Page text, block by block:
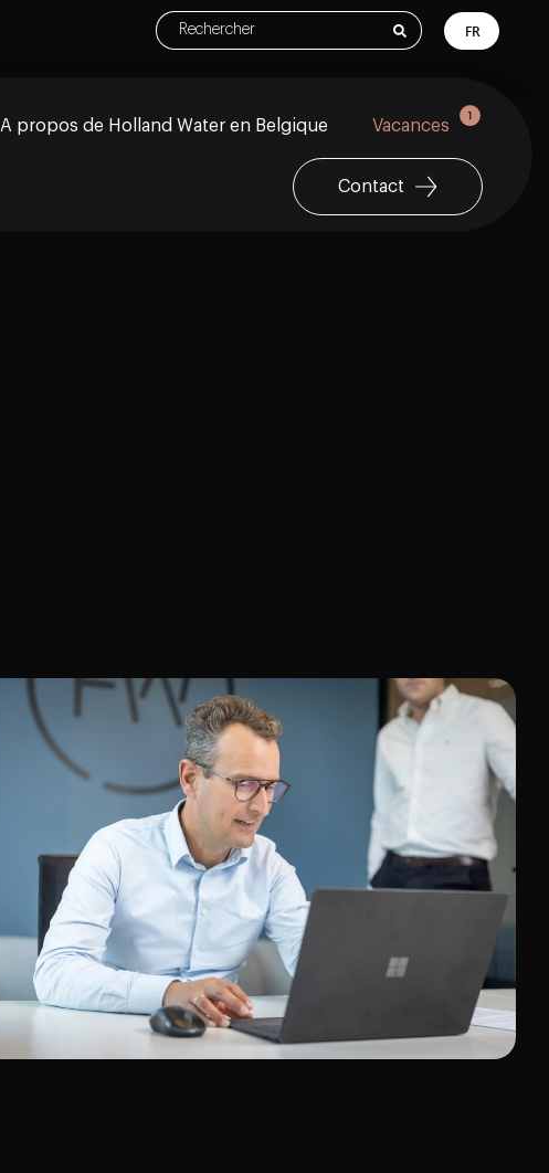
FR
A propos de Holland Water en Belgique
Notre vision d'une gestion moderne de l'eau
Vacances
Contact